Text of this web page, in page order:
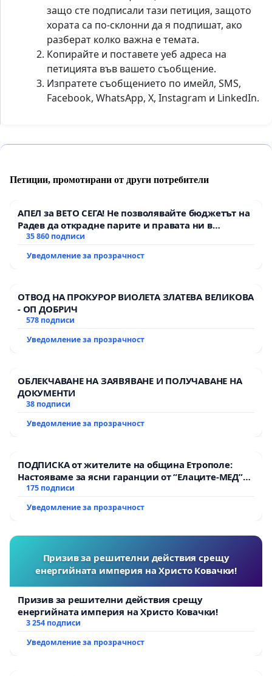
защо сте подписали тази петиция, защото
хората са по-склонни да я подпишат, ако
разберат колко важна е темата.
Копирайте и поставете уеб адреса на
петицията във вашето съобщение.
Изпратете съобщението по имейл, SMS,
Facebook, WhatsApp, X, Instagram и LinkedIn.
Петиции, промотирани от други потребители
АПЕЛ за ВЕТО СЕГА! Не позволявайте бюджетът на
Радев да открадне парите и правата ни в
тъмното
35 860 подписи
Уведомление за прозрачност
ОТВОД НА ПРОКУРОР ВИОЛЕТА ЗЛАТЕВА ВЕЛИКОВА
- ОП ДОБРИЧ
578 подписи
Уведомление за прозрачност
ОБЛЕКЧАВАНЕ НА ЗАЯВЯВАНЕ И ПОЛУЧАВАНЕ НА
ДОКУМЕНТИ
38 подписи
Уведомление за прозрачност
ПОДПИСКА от жителите на община Етрополе:
Настояваме за ясни гаранции от “Елаците-МЕД”
АД и от държавата, че ще се изпълнят всички
175 подписи
Уведомление за прозрачност
Призив за решителни действия срещу
енергийната империя на Христо Ковачки!
Призив за решителни действия срещу
енергийната империя на Христо Ковачки!
3 254 подписи
Уведомление за прозрачност